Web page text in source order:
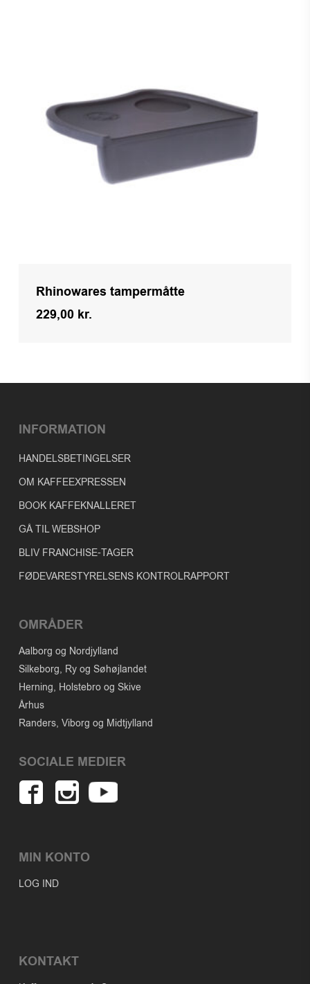
Rhinowares tampermåtte
229,00 kr.
INFORMATION
HANDELSBETINGELSER
OM KAFFEEXPRESSEN
BOOK KAFFEKNALLERET
GÅ TIL WEBSHOP
BLIV FRANCHISE-TAGER
FØDEVARESTYRELSENS KONTROLRAPPORT
OMRÅDER
Aalborg og Nordjylland
Silkeborg, Ry og Søhøjlandet
Herning, Holstebro og Skive
Århus
Randers, Viborg og Midtjylland
SOCIALE MEDIER
MIN KONTO
LOG IND
KONTAKT